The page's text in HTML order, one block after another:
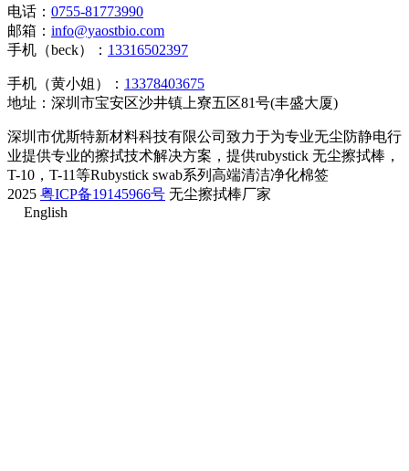
电话： 0755-81773990
邮箱： info@yaostbio.com
手机（beck）： 13316502397
手机（黄小姐）： 13378403675
地址：深圳市宝安区沙井镇上寮五区81号(丰盛大厦)
深圳市优斯特新材料科技有限公司致力于为专业无尘防静电行
业提供专业的擦拭技术解决方案，提供rubystick 无尘擦拭棒，
T-10，T-11等Rubystick swab系列高端清洁净化棉签
2025 粤ICP备19145966号 无尘擦拭棒厂家
English